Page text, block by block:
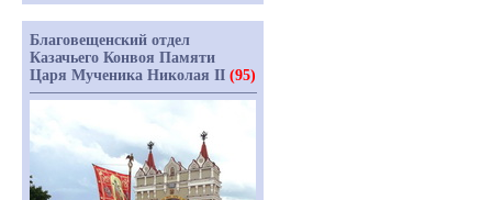
Благовещенский отдел
Казачьего Конвоя Памяти
Царя Мученика Николая II (95)